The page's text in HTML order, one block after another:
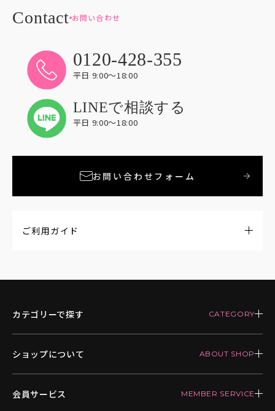
お問い合わせ
0120-428-355
平日 9:00〜18:00
LINEで相談する
平日 9:00〜18:00
お問い合わせフォーム
ご利用ガイド
カテゴリーで探す
ショップについて
会員サービス